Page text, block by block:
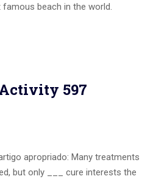
beach in the world.
597
apropriado: Many treatments
but only ___ cure interests the